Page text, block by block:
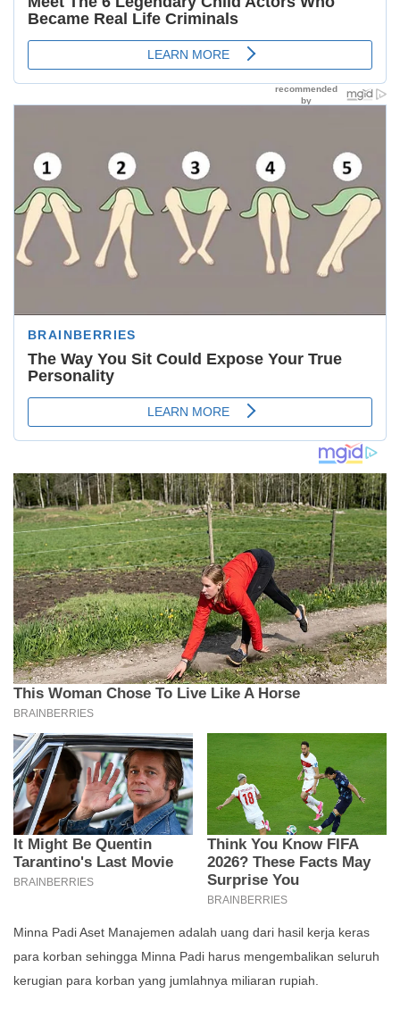
Minna Padi Aset Manajemen adalah uang dari hasil kerja keras
para korban sehingga Minna Padi harus mengembalikan seluruh
kerugian para korban yang jumlahnya miliaran rupiah.